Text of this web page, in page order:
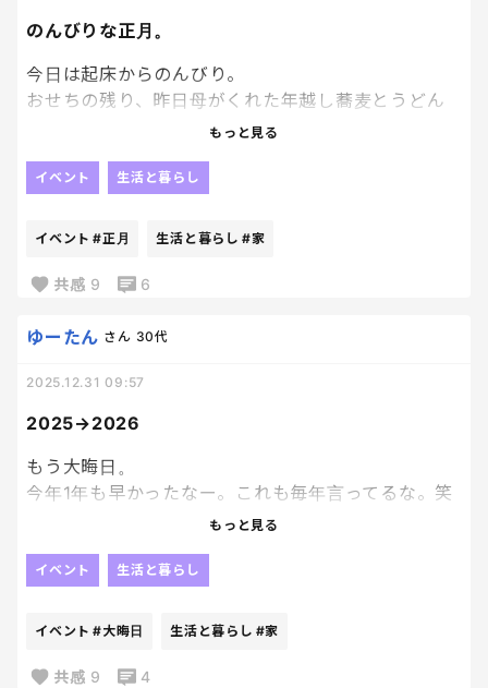
のんびりな正月。
今日は起床からのんびり。
おせちの残り、昨日母がくれた年越し蕎麦とうどん
の残りを朝ごはんに適当に食べる。
の間、初笑い、初怒り、初叫び、初鼻血を済ませま
旦那は1人で義実家へ。私は息子とダラダラ。ずっと
メトーク観てゲラゲラ🤣
そういや今日、結婚10周年でして。（唐突）
10年前の今日、でっかい隣都市の市役所に婚姻届出
しに行ったなー、祝日だから奥の小部屋見たいなと
後に何組かいて。笑
もうあの時の初々しい乙女な私はいなくて、いつの
間にか肝っ玉かあちゃんに進化してしまいましたが
よし、限界までダラダラしよ。笑
もっと見る
イベント 生活と暮らし
イベント #正月 生活と暮らし #家
共感 9 6
2025→2026
ゆーたん さん 30代
2025.12.31 09:57
もう大晦日。
今年1年も早かったなー。これも毎年言ってるな。笑
て最初は戸惑いもあったけど大病も行き渋りもなく
私は地味にコロナにかかったりでなんか健康面が終
来年は年女だけど本厄な上、八方塞がり。
もっと見る
イベント 生活と暮らし
イベント #大晦日 生活と暮らし #家
共感 9 4